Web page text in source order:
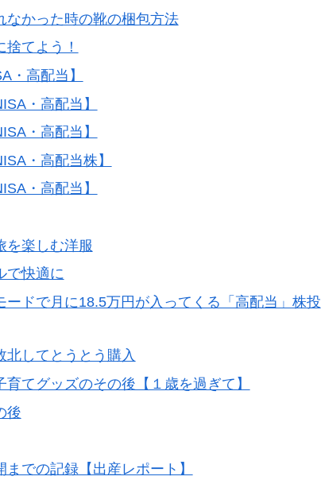
なかった時の靴の梱包方法
てよう！
・高配当】
・高配当】
・高配当】
・高配当株】
・高配当】
を楽しむ洋服
で快適に
ードで月に18.5万円が入ってくる「高配当」株投
北してとうとう購入
てグッズのその後【１歳を過ぎて】
後
での記録【出産レポート】